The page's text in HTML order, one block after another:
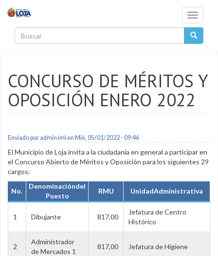
Toggle
CONCURSO DE MÉRITOS Y
OPOSICIÓN ENERO 2022
Enviado por admin iml en Mié, 05/01/2022 - 09:46
El Municipio de Loja invita a la ciudadanía en general a participar en
el Concurso Abierto de Méritos y Oposición para los siguientes 29
cargos:
No.
Denominacióndel
Puesto
RMU UnidadAdministrativa
1 Dibujante 817,00
Jefatura de Centro
Histórico
2
Administrador
de Mercados 1
817,00 Jefatura de Higiene